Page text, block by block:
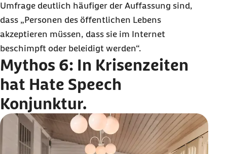
Umfrage deutlich häufiger der Auffassung sind,
dass „Personen des öffentlichen Lebens
akzeptieren müssen, dass sie im Internet
beschimpft oder beleidigt werden“.
Mythos 6: In Krisenzeiten
hat Hate Speech
Konjunktur.